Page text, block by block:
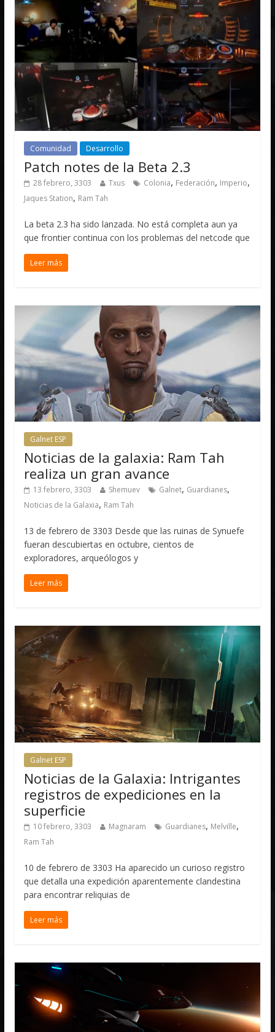
Comunidad Desarrollo
Patch notes de la Beta 2.3
28 febrero, 3303 Txus Colonia, Federación, Imperio,
Jaques Station, Ram Tah
La beta 2.3 ha sido lanzada. No está completa aun ya
que frontier continua con los problemas del netcode que
Leer más
Galnet ESP
Noticias de la galaxia: Ram Tah
realiza un gran avance
13 febrero, 3303 Shemuev Galnet, Guardianes,
Noticias de la Galaxia, Ram Tah
13 de febrero de 3303 Desde que las ruinas de Synuefe
fueran descubiertas en octubre, cientos de
exploradores, arqueólogos y
Leer más
Galnet ESP
Noticias de la Galaxia: Intrigantes
registros de expediciones en la
superficie
10 febrero, 3303 Magnaram Guardianes, Melville,
Ram Tah
10 de febrero de 3303 Ha aparecido un curioso registro
que detalla una expedición aparentemente clandestina
para encontrar reliquias de
Leer más